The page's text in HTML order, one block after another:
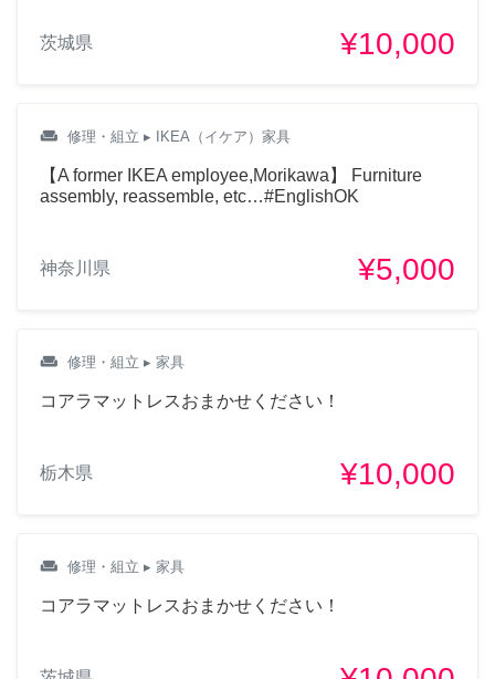
茨城県 ¥10,000
weekend 修理・組立 ▸ IKEA（イケア）家具
【A former IKEA employee,Morikawa】 Furniture
assembly, reassemble, etc…#EnglishOK
神奈川県 ¥5,000
weekend 修理・組立 ▸ 家具
コアラマットレスおまかせください！
栃木県 ¥10,000
weekend 修理・組立 ▸ 家具
コアラマットレスおまかせください！